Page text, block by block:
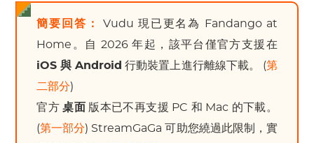
簡要回答：
Vudu 現已更名為 Fandango at
Home。自 2026 年起，該平台僅官方支援在
iOS 與 Android 行動裝置上進行離線下載。 (第
二部分)
官方桌面 版本已不再支援 PC 和 Mac 的下載。
(第一部分) StreamGaGa 可助您繞過此限制，實